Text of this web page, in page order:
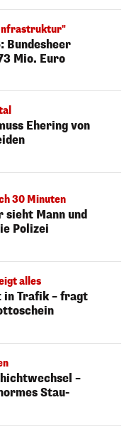
Bundesheer
Mio. Euro
Ehering von
30 Minuten
sieht Mann und
Polizei
alles
in Trafik – fragt
–
Stau-